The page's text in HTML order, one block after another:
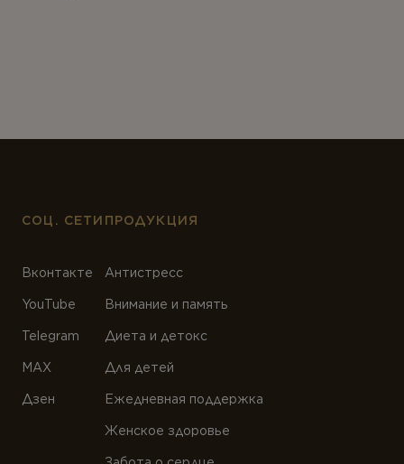
СОЦ. СЕТИ
Вконтакте
YouTube
Telegram
MAX
Дзен
ПРОДУКЦИЯ
Антистресс
Внимание и память
Диета и детокс
Для детей
Ежедневная поддержка
Женское здоровье